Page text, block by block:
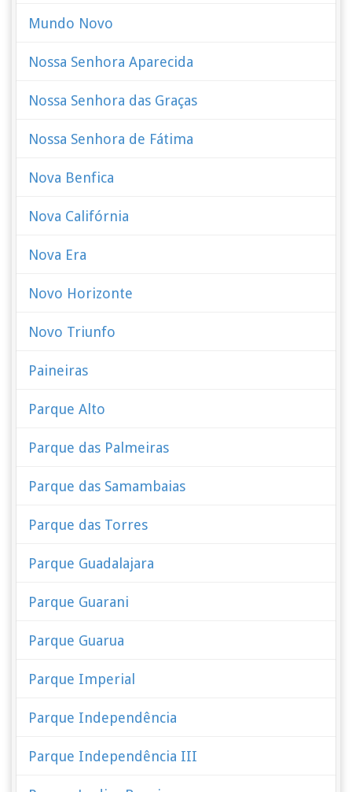
Mundo Novo
Nossa Senhora Aparecida
Nossa Senhora das Graças
Nossa Senhora de Fátima
Nova Benfica
Nova Califórnia
Nova Era
Novo Horizonte
Novo Triunfo
Paineiras
Parque Alto
Parque das Palmeiras
Parque das Samambaias
Parque das Torres
Parque Guadalajara
Parque Guarani
Parque Guarua
Parque Imperial
Parque Independência
Parque Independência III